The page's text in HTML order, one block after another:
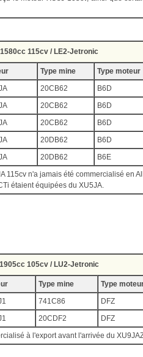
1580cc 115cv / LE2-Jetronic
Type mine
Type moteur
20CB62
B6D
20CB62
B6D
20CB62
B6D
20DB62
B6D
20DB62
B6E
115cv n'a jamais été commercialisé en
étaient équipées du XU5JA.
1905cc 105cv / LU2-Jetronic
Type mine
Type
741C86
DFZ
20CDF2
DFZ
à l'export avant l'arrivée du